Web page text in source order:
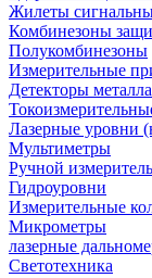
Жилеты
Комбинезоны
Полукомбинезоны
Измерительные
Детекторы
Лазерные уровни
Мультиметры
Ручной
Гидроуровни
Измерительные
Микрометры
лазерные
Светотехника